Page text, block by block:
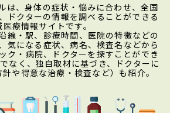
は、身体の症状・悩みに合わせ、全国
ドクターの情報を調べることができる
医療情報サイトです。
線・駅、診療時間、医院の特徴などの
気になる症状、病名、検査名などから
ク・病院、ドクターを探すことができ
なく、独自取材に基づき、ドクターに
や得意な治療・検査など）も紹介。